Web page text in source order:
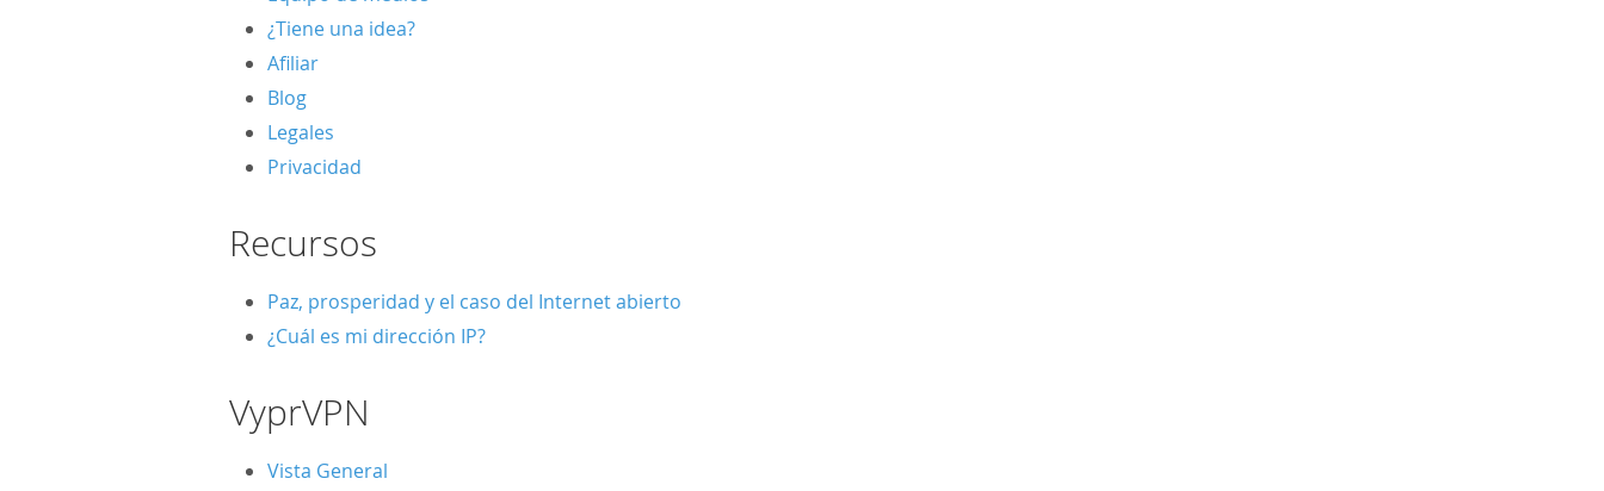
¿Tiene una idea?
Afiliar
Blog
Legales
Privacidad
Recursos
Paz, prosperidad y el caso del Internet abierto
¿Cuál es mi dirección IP?
VyprVPN
Vista General